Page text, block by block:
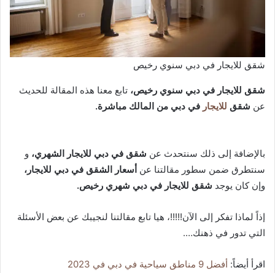
شقق للايجار في دبي سنوي رخيص
شقق للايجار في دبي سنوي رخيص، تابع معنا هذه المقالة للحديث
عن شقق للايجار في دبي من المالك مباشرة.
بالإضافة إلى ذلك سنتحدث عن شقق في دبي للايجار الشهري، و
سنتطرق ضمن سطور مقالتنا عن أسعار الشقق في دبي للايجار،
وإن كان يوجد شقق للايجار في دبي شهري رخيص.
إذاً لماذا تفكر إلى الآن!!!!!، هيا تابع مقالتنا لنجيبك عن بعض الأسئلة
التي تدور في ذهنك….
اقرأ أيضاً: أفضل 9 مناطق سياحية في دبي في 2023